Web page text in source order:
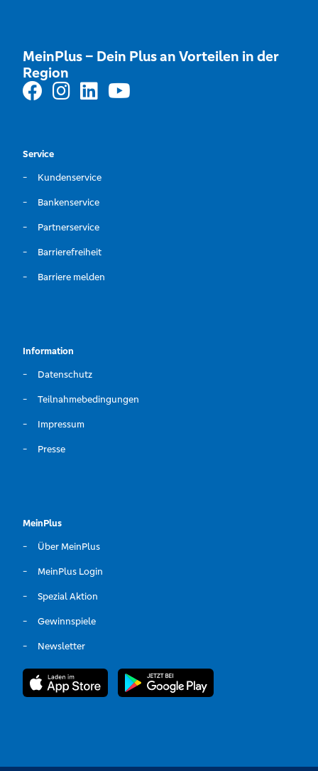
MeinPlus – Dein Plus an Vorteilen in der
Region
Service
Kundenservice
Bankenservice
Partnerservice
Barrierefreiheit
Barriere melden
Information
Datenschutz
Teilnahmebedingungen
Impressum
Presse
MeinPlus
Über MeinPlus
MeinPlus Login
Spezial Aktion
Gewinnspiele
Newsletter